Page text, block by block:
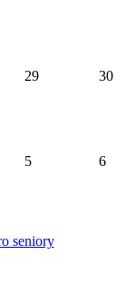
29 30
5 6
seniory